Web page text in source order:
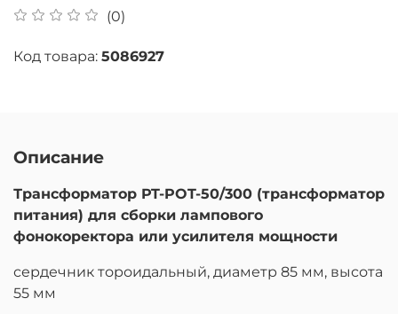
(0)
Код товара: 5086927
Описание
Трансформатор PT-POT-50/300 (трансформатор
питания) для сборки лампового
фонокоректора или усилителя мощности
сердечник тороидальный, диаметр 85 мм, высота
55 мм